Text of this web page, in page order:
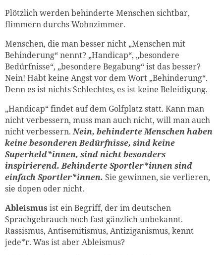
Plötzlich werden behinderte Menschen sichtbar,
flimmern durchs Wohnzimmer.
Menschen, die man besser nicht „Menschen mit
Behinderung“ nennt? „Handicap“, „besondere
Bedürfnisse“, „besondere Begabung“ ist das besser?
Nein! Habt keine Angst vor dem Wort „Behinderung“.
Denn es ist nichts Schlechtes, es ist keine Beleidigung.
„Handicap“ findet auf dem Golfplatz statt. Kann man
nicht verbessern, muss man auch nicht, will man auch
nicht verbessern.Nein, behinderte Menschen haben
keine besonderen Bedürfnisse, sind keine
Superheld*innen, sind nicht besonders
inspirierend. Behinderte Sportler*innen sind
einfach Sportler*innen. Sie gewinnen, sie verlieren,
sie dopen oder nicht.
Ableismus ist ein Begriff, der im deutschen
Sprachgebrauch noch fast gänzlich unbekannt.
Rassismus, Antisemitismus, Antiziganismus, kennt
jede*r. Was ist aber Ableismus?